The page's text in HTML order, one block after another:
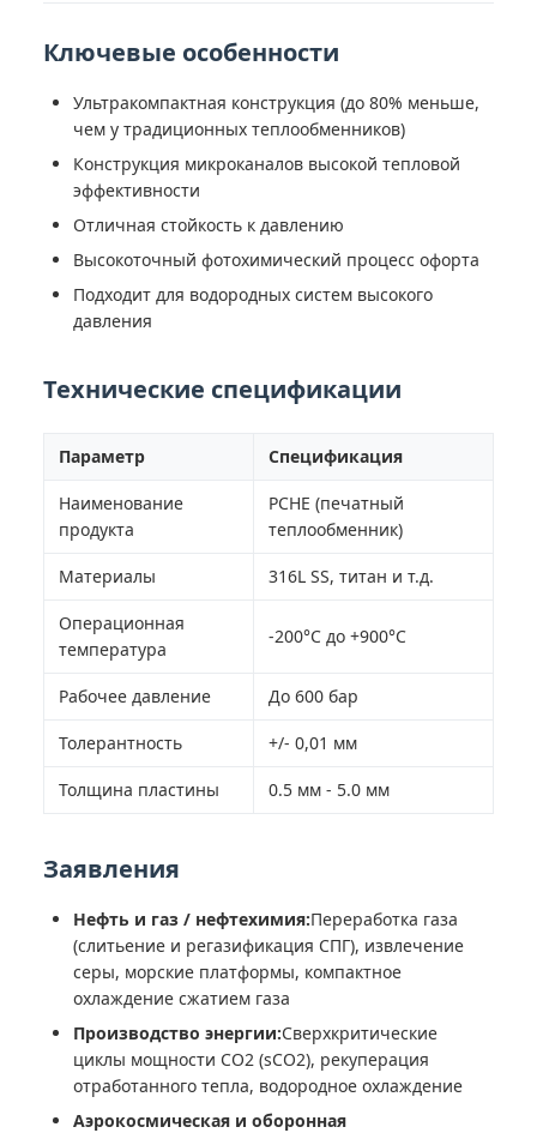
Ключевые особенности
Ультракомпактная конструкция (до 80% меньше,
чем у традиционных теплообменников)
Конструкция микроканалов высокой тепловой
эффективности
Отличная стойкость к давлению
Высокоточный фотохимический процесс офорта
Подходит для водородных систем высокого
давления
Технические спецификации
Параметр Спецификация
Наименование
продукта
PCHE (печатный
теплообменник)
Материалы 316L SS, титан и т.д.
Операционная
температура
-200°C до +900°C
Рабочее давление До 600 бар
Толерантность +/- 0,01 мм
Толщина пластины 0.5 мм - 5.0 мм
Заявления
Нефть и газ / нефтехимия:Переработка газа
(слитьение и регазификация СПГ), извлечение
серы, морские платформы, компактное
охлаждение сжатием газа
Производство энергии:Сверхкритические
циклы мощности CO2 (sCO2), рекуперация
отработанного тепла, водородное охлаждение
Аэрокосмическая и оборонная